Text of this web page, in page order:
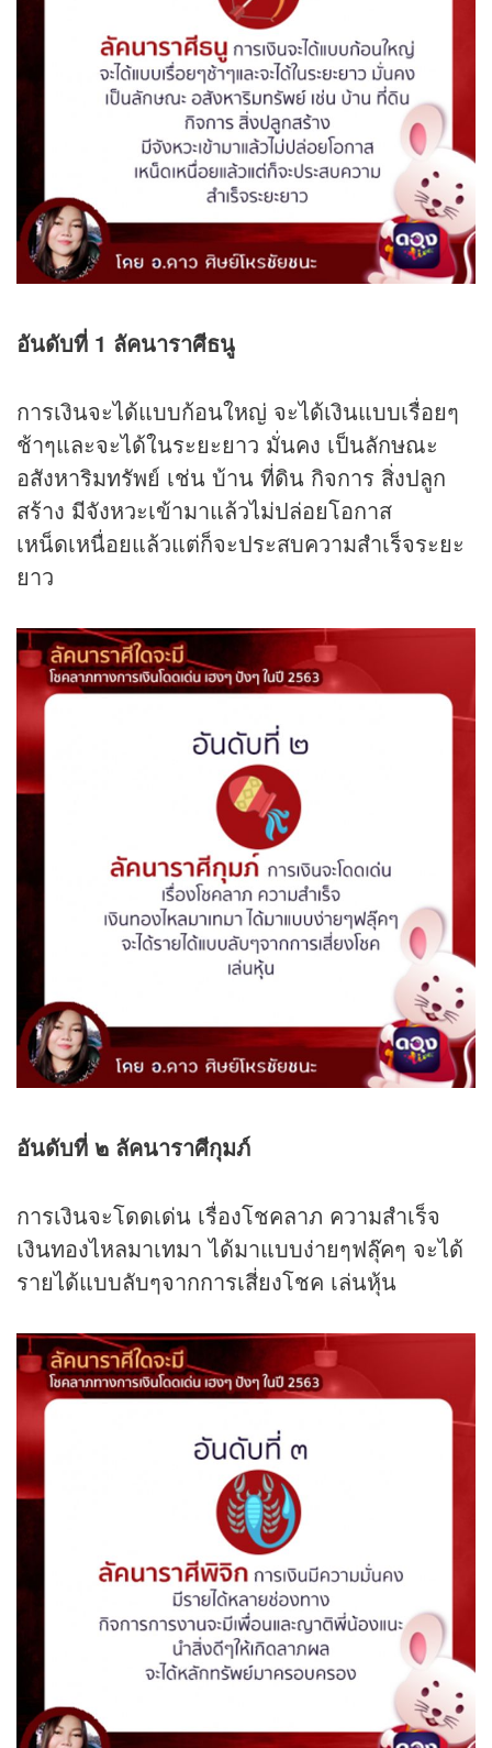
อันดับที่ 1 ลัคนาราศีธนู
การเงินจะได้แบบก้อนใหญ่ จะได้เงินแบบเรื่อยๆ
ช้าๆและจะได้ในระยะยาว มั่นคง เป็นลักษณะ
อสังหาริมทรัพย์ เช่น บ้าน ที่ดิน กิจการ สิ่งปลูก
สร้าง มีจังหวะเข้ามาแล้วไม่ปล่อยโอกาส
เหน็ดเหนื่อยแล้วแต่ก็จะประสบความสำเร็จระยะ
ยาว
อันดับที่ ๒ ลัคนาราศีกุมภ์
การเงินจะโดดเด่น เรื่องโชคลาภ ความสำเร็จ
เงินทองไหลมาเทมา ได้มาแบบง่ายๆฟลุ๊คๆ จะได้
รายได้แบบลับๆจากการเสี่ยงโชค เล่นหุ้น